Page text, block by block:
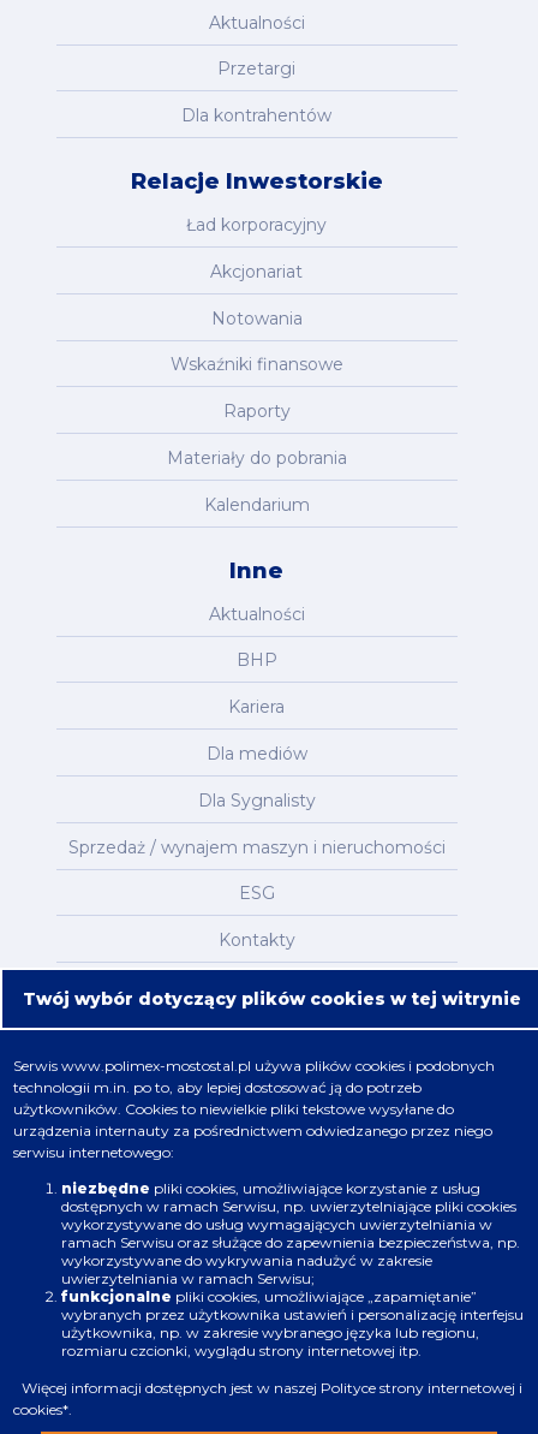
Aktualności
Przetargi
Dla kontrahentów
Relacje Inwestorskie
Ład korporacyjny
Akcjonariat
Notowania
Wskaźniki finansowe
Raporty
Materiały do pobrania
Kalendarium
Inne
Aktualności
BHP
Kariera
Dla mediów
Dla Sygnalisty
Sprzedaż / wynajem maszyn i nieruchomości
ESG
Kontakty
Mapa serwisu
Nafta, chemia, gaz
Energetyka
Budownictwo
Produkcja
Infrastruktura
Zastrzeżenia prawne
Twój wybór dotyczący plików cookies w tej witrynie
Serwiswww.polimex-mostostal.pl używa plików cookies i podobnych
technologii m.in. po to, aby lepiej dostosować ją do potrzeb
użytkowników. Cookies to niewielkie pliki tekstowe wysyłane do
urządzenia internauty za pośrednictwem odwiedzanego przez niego
serwisu internetowego:
niezbędne pliki cookies, umożliwiające korzystanie z usług
dostępnych w ramach Serwisu, np. uwierzytelniające pliki cookies
wykorzystywane do usług wymagających uwierzytelniania w
ramach Serwisu oraz służące do zapewnienia bezpieczeństwa, np.
wykorzystywane do wykrywania nadużyć w zakresie
uwierzytelniania w ramach Serwisu;
funkcjonalne pliki cookies, umożliwiające „zapamiętanie”
wybranych przez użytkownika ustawień i personalizację interfejsu
użytkownika, np. w zakresie wybranego języka lub regionu,
rozmiaru czcionki, wyglądu strony internetowej itp.
Więcej informacji dostępnych jest w naszej Polityce strony internetowej i
cookies*.